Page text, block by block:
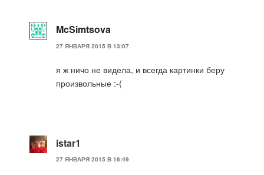
McSimtsova
27 ЯНВАРЯ 2015 В 13:07
я ж ничо не видела, и всегда картинки беру
произвольные :-(
istar1
27 ЯНВАРЯ 2015 В 16:49